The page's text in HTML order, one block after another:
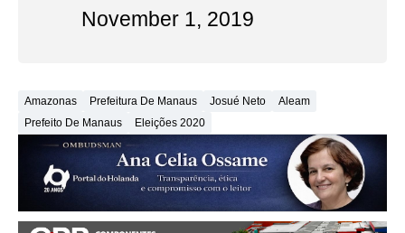
November 1, 2019
Amazonas Prefeitura De Manaus Josué Neto
Aleam
Prefeito De Manaus
Eleições 2020